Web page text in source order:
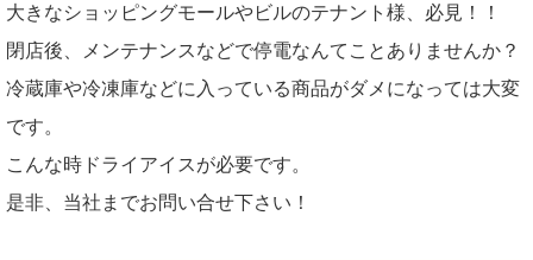
大きなショッピングモールやビルのテナント様、必見！！
閉店後、メンテナンスなどで停電なんてことありませんか？
冷蔵庫や冷凍庫などに入っている商品がダメになっては大変
です。
こんな時ドライアイスが必要です。
是非、当社までお問い合せ下さい！